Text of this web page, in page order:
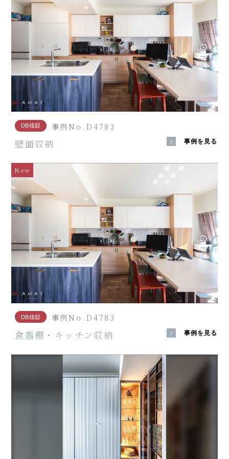
DB様邸 事例No.D4783
壁面収納 事例を見る
New
DB様邸 事例No.D4783
食器棚・キッチン収納 事例を見る